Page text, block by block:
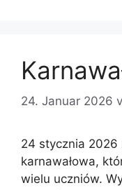
24. Januar 2026
24 stycznia 2026
karnawałowa,
wielu uczniów.